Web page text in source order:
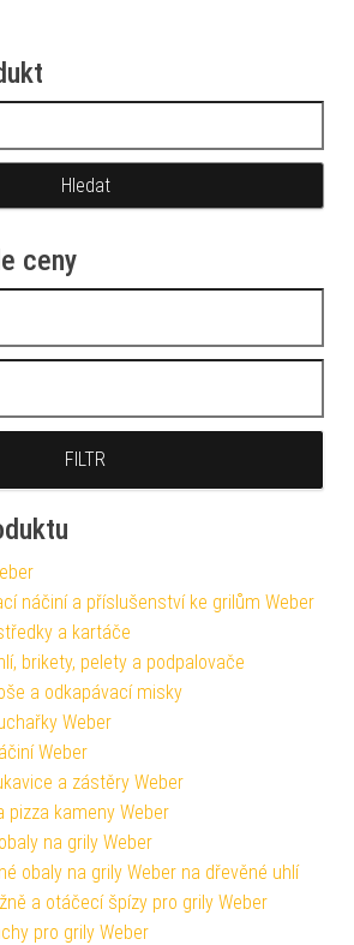
ceny
FILTR
náčiní a příslušenství ke grilům Weber
a kartáče
brikety, pelety a podpalovače
a odkapávací misky
Weber
Weber
a zástěry Weber
pizza kameny Weber
na grily Weber
obaly na grily Weber na dřevěné uhlí
a otáčecí špízy pro grily Weber
pro grily Weber